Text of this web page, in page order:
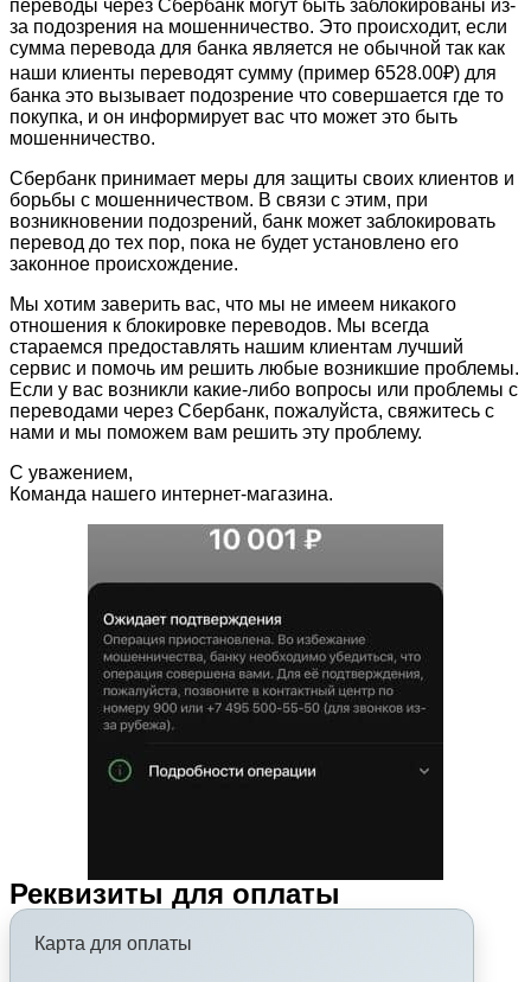
переводы через Сбербанк могут быть заблокированы из-
за подозрения на мошенничество. Это происходит, если
сумма перевода для банка является не обычной так как
наши клиенты переводят сумму (пример 6528.00₽) для
банка это вызывает подозрение что совершается где то
покупка, и он информирует вас что может это быть
мошенничество.
Сбербанк принимает меры для защиты своих клиентов и
борьбы с мошенничеством. В связи с этим, при
возникновении подозрений, банк может заблокировать
перевод до тех пор, пока не будет установлено его
законное происхождение.
Мы хотим заверить вас, что мы не имеем никакого
отношения к блокировке переводов. Мы всегда
стараемся предоставлять нашим клиентам лучший
сервис и помочь им решить любые возникшие проблемы.
Если у вас возникли какие-либо вопросы или проблемы с
переводами через Сбербанк, пожалуйста, свяжитесь с
нами и мы поможем вам решить эту проблему.
С уважением,
Команда нашего интернет-магазина.
Реквизиты для оплаты
Карта для оплаты